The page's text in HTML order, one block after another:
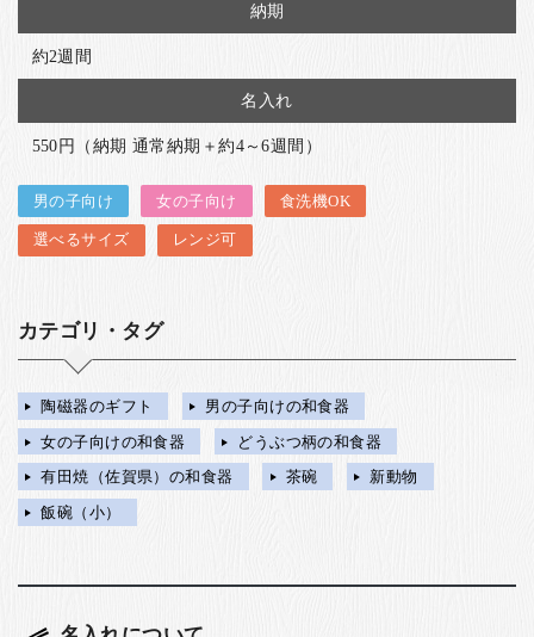
納期
約2週間
名入れ
550円（納期 通常納期＋約4～6週間）
男の子向け 女の子向け 食洗機OK
選べるサイズ レンジ可
カテゴリ・タグ
陶磁器のギフト
男の子向けの和食器
女の子向けの和食器
どうぶつ柄の和食器
有田焼（佐賀県）の和食器
茶碗
新動物
飯碗（小）